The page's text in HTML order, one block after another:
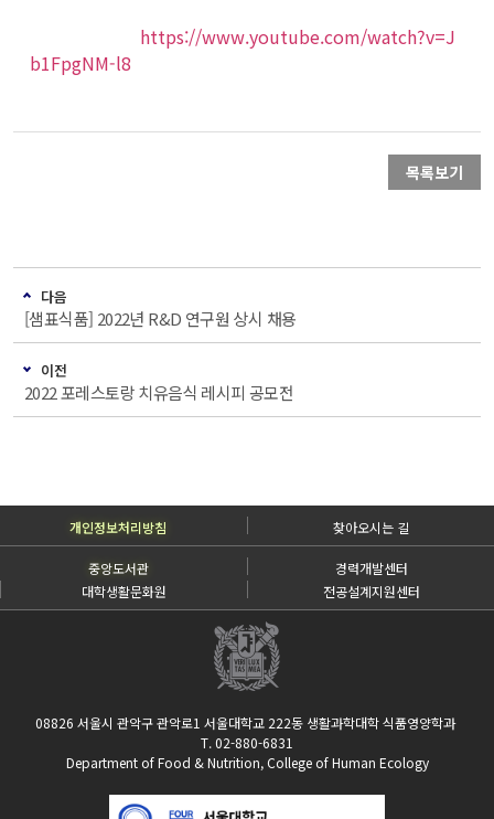
https://www.youtube.com/watch?v=J
b1FpgNM-l8
목록보기
다음
[샘표식품] 2022년 R&D 연구원 상시 채용
이전
2022 포레스토랑 치유음식 레시피 공모전
개인정보처리방침 찾아오시는 길
중앙도서관
경력개발센터
대학생활문화원
전공설계지원센터
08826 서울시 관악구 관악로1 서울대학교 222동 생활과학대학 식품영양학과
T. 02-880-6831
Department of Food & Nutrition, College of Human Ecology